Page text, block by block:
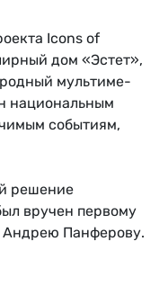
Icons of
дом «Эстет»,
муль­ти­ме­
на­ци­о­наль­ным
со­бы­ти­ям,
решение
вру­чен пер­во­му
Пан­фе­ро­ву.